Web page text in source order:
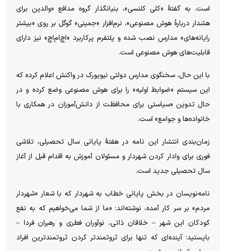
است. به گفتهٔ «کلی کلنسی»، بنیانگذار گروه مدافع «والدین برای
هشدار دربارهٔ هوش مصنوعی»، نرم‌افزار «جمینی» گوگل بر روی «بیشتر
رایانه‌های» مدارس نصب شده و پلتفرم پرکاربرد «اچ‌ام‌اچ» نیز دارای
قابلیت‌های هوش مصنوعی است.
با این حال، سخنگوی مدارس دولتی نیویورک در واکنش اعلام کرده که
این سیستم «ضوابط اولیه» را برای هوش مصنوعی وضع کرده و در
حال تدوین «سیاستی برای محافظت از دانش‌آموزان در همکاری با
خانواده‌ها و جوامع» است.
زمان‌بندی انتشار این نامه در هفتهٔ پایانی سال تحصیلی، تلاشی
فوری برای وادار کردن شهردار و مسئولان آموزش به اقدام قبل از آغاز
سال تحصیلی جدید است.
نامه‌نویسان در بخش پایانی خطاب به شهردار که با شعار «شهردار
مردم» بر سر کار آمده، نوشته‌اند: «ما از شما می‌خواهیم که به نفع
کودکان این شهر – خلاقان ذاتی، نوآوران فطری و رهبران فردا –
بایستید؛ آینده‌ای که تنها برای ثروتمندتر کردن ثروتمندترین افراد